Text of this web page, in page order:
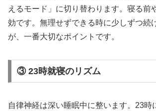
えるモード」に切り替わります。寝る前
効です。無理せずできる時に少しずつ続
が、一番大切なポイントです。
③ 23時就寝のリズム
自律神経は深い睡眠中に整います。23時